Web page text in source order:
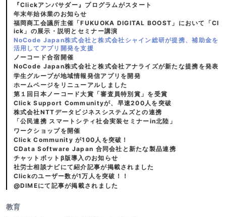
『Clickアンバサダー』プログラムがスタート
年末年始休業のお知らせ
福岡商工会議所主催「FUKUOKA DIGITAL BOOST」において「Cl
ick」の展示・説明とセミナー講演
NoCode Japan株式会社と株式会社シャイン総研が提携、補助金を
活用してアプリ開発を支援
ノーコード合宿開催
NoCode Japan株式会社と株式会社アナライズが新たな提携を発表
学生グループが地域情報発信アプリを開発
ホームページをリニューアルしました
第１回日本ノーコード大賞「審査員特別賞」を受賞
Click Support Communityが、早速200人を突破
株式会社NTTデータビジネスシステムズとの連携
「公民連携 スマートシティ社会実装セミナーin北陸」
ワークショップを開催
Click Community が100人を突破！
CData Software Japan 合同会社と新たな製品連携
チャットボットβ版導入のお知らせ
社労士相談ナビにて紹介記事が掲載されました
Clickのユーザー数が1万人を突破！！
@DIMEにて記事が掲載されました
教育